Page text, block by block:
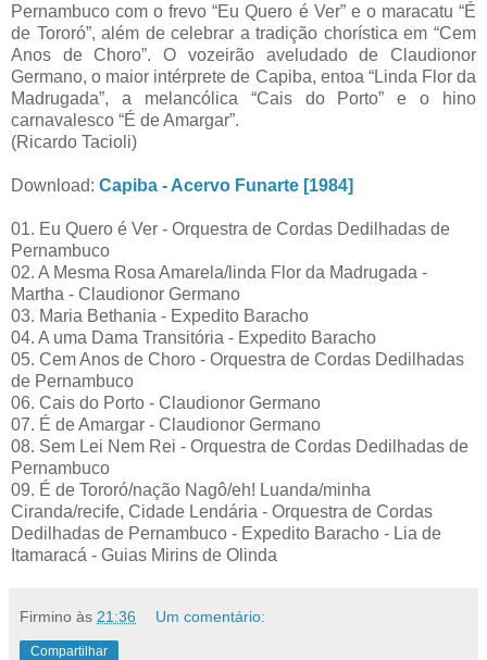
Pernambuco com o frevo “Eu Quero é Ver” e o maracatu “É
de Tororó”, além de celebrar a tradição chorística em “Cem
Anos de Choro”. O vozeirão aveludado de Claudionor
Germano, o maior intérprete de Capiba, entoa “Linda Flor da
Madrugada”, a melancólica “Cais do Porto” e o hino
carnavalesco “É de Amargar”.
(Ricardo Tacioli)
Download: Capiba - Acervo Funarte [1984]
01. Eu Quero é Ver - Orquestra de Cordas Dedilhadas de
Pernambuco
02. A Mesma Rosa Amarela/linda Flor da Madrugada -
Martha - Claudionor Germano
03. Maria Bethania - Expedito Baracho
04. A uma Dama Transitória - Expedito Baracho
05. Cem Anos de Choro - Orquestra de Cordas Dedilhadas
de Pernambuco
06. Cais do Porto - Claudionor Germano
07. É de Amargar - Claudionor Germano
08. Sem Lei Nem Rei - Orquestra de Cordas Dedilhadas de
Pernambuco
09. É de Tororó/nação Nagô/eh! Luanda/minha
Ciranda/recife, Cidade Lendária - Orquestra de Cordas
Dedilhadas de Pernambuco - Expedito Baracho - Lia de
Itamaracá - Guias Mirins de Olinda
Firmino às 21:36 Um comentário:
Compartilhar